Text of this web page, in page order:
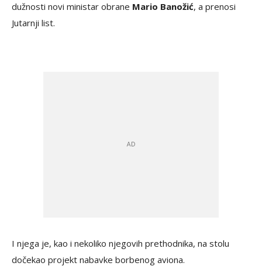
dužnosti novi ministar obrane Mario Banožić, a prenosi
Jutarnji list.
I njega je, kao i nekoliko njegovih prethodnika, na stolu
dočekao projekt nabavke borbenog aviona.